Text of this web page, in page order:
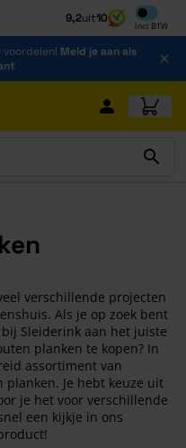
9,2uit10
Incl BTW
Inclusief
Meld je aan als
verschillende projecten
Als je op zoek bent
Sleiderink aan het juiste
planken te kopen? In
assortiment van
Je hebt keuze uit
je het voor verschillende
een kijkje in ons